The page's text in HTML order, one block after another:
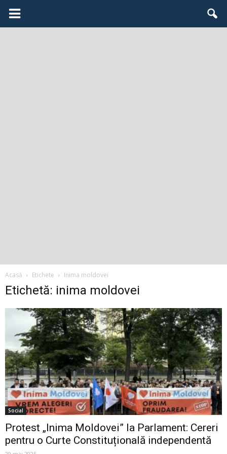
Acasă Etichete Inima moldovei
Etichetă: inima moldovei
Social
Protest „Inima Moldovei” la Parlament: Cereri
pentru o Curte Constituțională independentă